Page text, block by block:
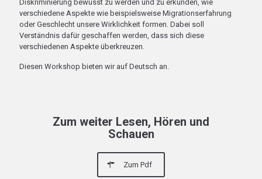
Diskriminierung bewusst zu werden und zu erkunden, wie
verschiedene Aspekte wie beispielsweise Migrationserfahrung
oder Geschlecht unsere Wirklichkeit formen. Dabei soll
Verständnis dafür geschaffen werden, dass sich diese
verschiedenen Aspekte überkreuzen.
Diesen Workshop bieten wir auf Deutsch an.
Zum weiter Lesen, Hören und
Schauen
Zum Pdf